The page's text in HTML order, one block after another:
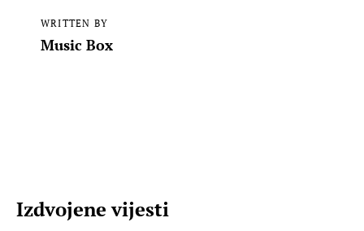
WRITTEN BY
Music Box
Izdvojene vijesti